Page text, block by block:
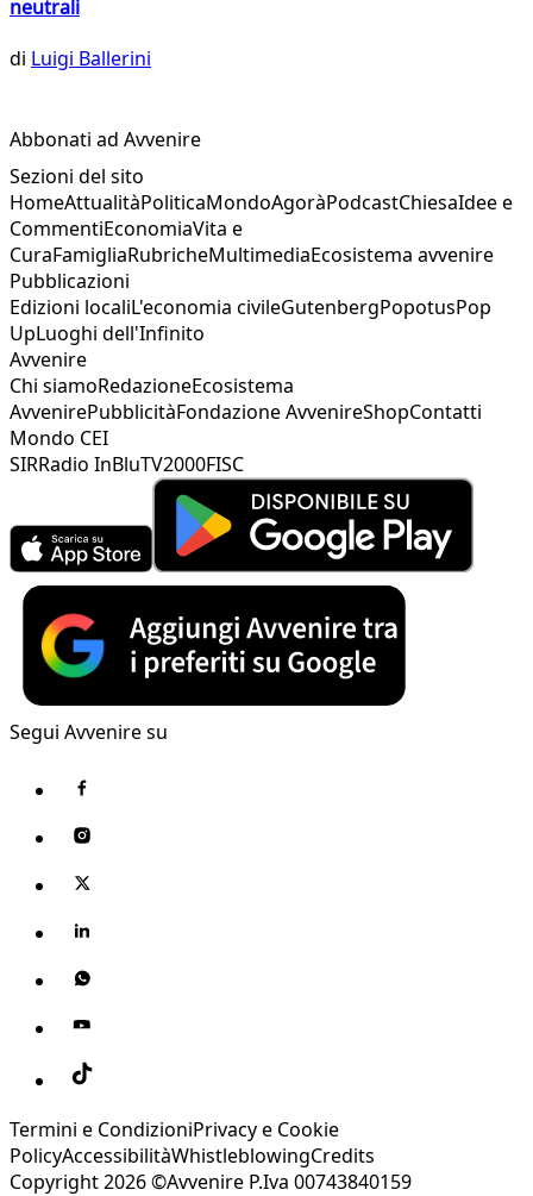
neutrali
di Luigi Ballerini
Abbonati ad Avvenire
Sezioni del sito
HomeAttualitàPoliticaMondoAgoràPodcastChiesaIdee e
CommentiEconomiaVita e
CuraFamigliaRubricheMultimediaEcosistema avvenire
Pubblicazioni
Edizioni localiL'economia civileGutenbergPopotusPop
UpLuoghi dell'Infinito
Avvenire
Chi siamoRedazioneEcosistema
AvvenirePubblicitàFondazione AvvenireShopContatti
Mondo CEI
SIRRadio InBluTV2000FISC
Segui Avvenire su
Termini e CondizioniPrivacy e Cookie
PolicyAccessibilitàWhistleblowingCredits
Copyright 2026 ©Avvenire P.Iva 00743840159